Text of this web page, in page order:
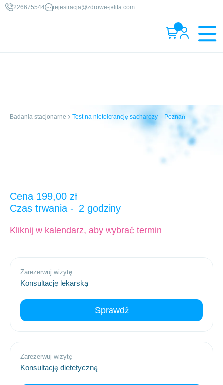
226675544 rejestracja@zdrowe-jelita.com
Badania stacjonarne Test na nietolerancję sacharozy – Poznań
Cena 199,00 zł
2 godziny
Kliknij w kalendarz, aby wybrać termin
Zarezerwuj wizytę
Konsultację lekarską
Sprawdź
Zarezerwuj wizytę
Konsultację dietetyczną